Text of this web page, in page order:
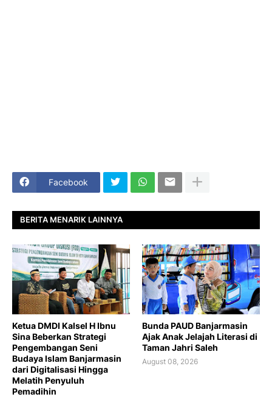
Facebook
BERITA MENARIK LAINNYA
Ketua DMDI Kalsel H Ibnu
Sina Beberkan Strategi
Pengembangan Seni
Budaya Islam Banjarmasin
dari Digitalisasi Hingga
Melatih Penyuluh
Pemadihin
Bunda PAUD Banjarmasin
Ajak Anak Jelajah Literasi di
Taman Jahri Saleh
August 08, 2026